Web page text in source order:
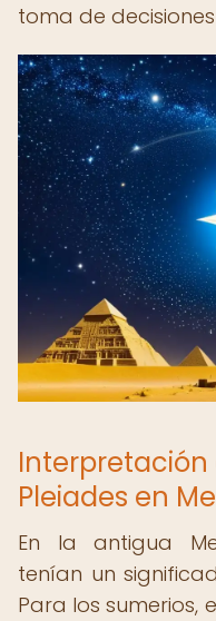
toma de
Interpretación
Pleiades en
En la antigua
tenían un
Para los sumerios,